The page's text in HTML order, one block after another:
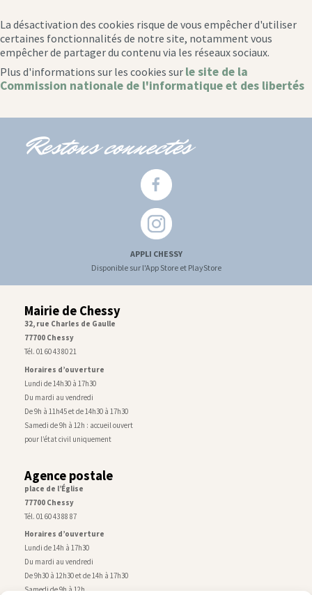
La désactivation des cookies risque de vous empêcher d'utiliser
certaines fonctionnalités de notre site, notamment vous
empêcher de partager du contenu via les réseaux sociaux.
Plus d'informations sur les cookies sur le site de la
Commission nationale de l'informatique et des libertés
Restons connectés
APPLI CHESSY
Disponible sur l'App Store et PlayStore
Mairie de Chessy
32, rue Charles de Gaulle
77700 Chessy
Tél. 01 60 43 80 21
Horaires d’ouverture
Lundi de 14h30 à 17h30
Du mardi au vendredi
De 9h à 11h45 et de 14h30 à 17h30
Samedi de 9h à 12h : accueil ouvert
pour l’état civil uniquement
Agence postale
place de l’Église
77700 Chessy
Tél. 01 60 43 88 87
Horaires d’ouverture
Lundi de 14h à 17h30
Du mardi au vendredi
De 9h30 à 12h30 et de 14h à 17h30
Samedi de 9h à 12h